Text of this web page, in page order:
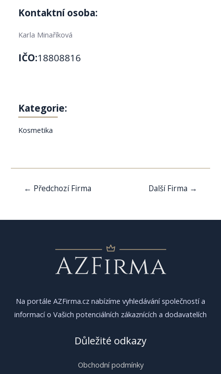
Kontaktní osoba:
Karla Minaříková
IČO:18808816
Kategorie:
Kosmetika
Navigace
← Předchozí Firma Další Firma →
Na portále AZFirma.cz nabízíme vyhledávání společností a
informací o Vašich potenciálních zákaznících a dodavatelích
Důležité odkazy
Obchodní podmínky